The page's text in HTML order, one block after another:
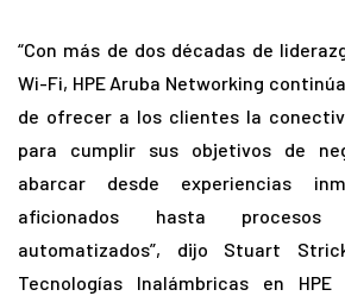
“Con más de dos décadas de
Wi-Fi, HPE Aruba Networking
de ofrecer a los clientes la
para cumplir sus objetivos de
abarcar desde experiencias
aficionados hasta
automatizados”, dijo Stuart
Tecnologías Inalámbricas en HPE